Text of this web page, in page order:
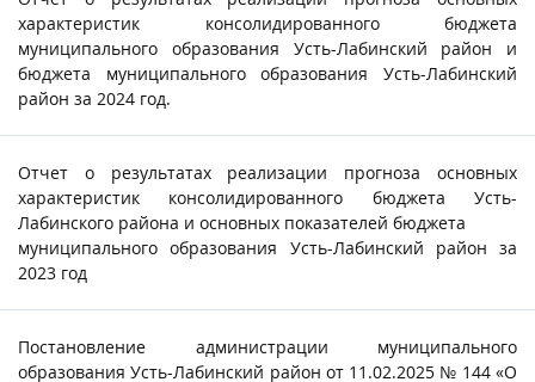
характеристик консолидированного бюджета
муниципального образования Усть-Лабинский район и
бюджета муниципального образования Усть-Лабинский
район за 2024 год.
Отчет о результатах реализации прогноза основных
характеристик консолидированного бюджета Усть-
Лабинского района и основных показателей бюджета
муниципального образования Усть-Лабинский район за
2023 год
Постановление администрации муниципального
образования Усть-Лабинский район от 11.02.2025 № 144 «О